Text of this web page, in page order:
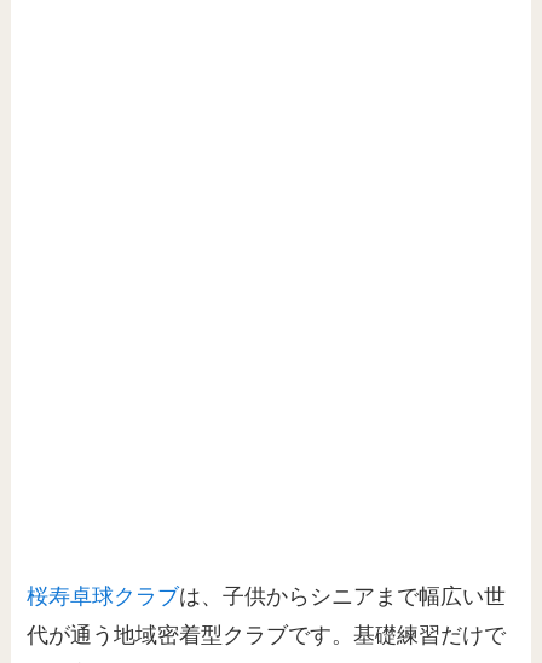
桜寿卓球クラブは、子供からシニアまで幅広い世
代が通う地域密着型クラブです。基礎練習だけで